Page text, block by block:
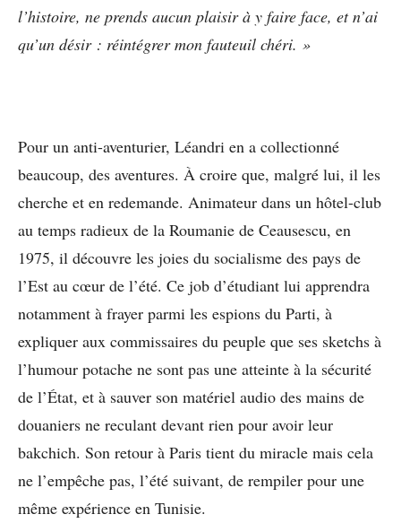
l’histoire, ne prends aucun plaisir à y faire face, et n’ai
qu’un désir : réintégrer mon fauteuil chéri. »
Pour un anti-aventurier, Léandri en a collectionné
beaucoup, des aventures. À croire que, malgré lui, il les
cherche et en redemande. Animateur dans un hôtel-club
au temps radieux de la Roumanie de Ceausescu, en
1975, il découvre les joies du socialisme des pays de
l’Est au cœur de l’été. Ce job d’étudiant lui apprendra
notamment à frayer parmi les espions du Parti, à
expliquer aux commissaires du peuple que ses sketchs à
l’humour potache ne sont pas une atteinte à la sécurité
de l’État, et à sauver son matériel audio des mains de
douaniers ne reculant devant rien pour avoir leur
bakchich. Son retour à Paris tient du miracle mais cela
ne l’empêche pas, l’été suivant, de rempiler pour une
même expérience en Tunisie.